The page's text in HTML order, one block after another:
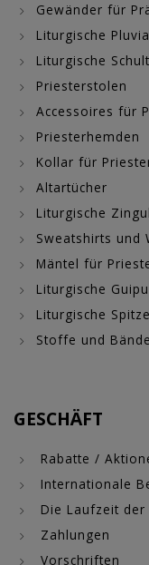
Gewänder für
Liturgische
Liturgische
Priesterstolen
Accessoires für
Priesterhemden
Kollar für
Altartücher
Liturgische
Sweatshirts und
Mäntel für
Liturgische
Liturgische
Stoffe und
GESCHÄFT
Rabatte /
Internationale
Die Laufzeit der
Zahlungen
Vorschriften